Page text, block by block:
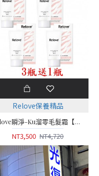
Relove保養精品
Relove瞬淨-Ku溜零毛髮霜【80ml】3瓶送1瓶共4瓶
NT3,500 NT4,720